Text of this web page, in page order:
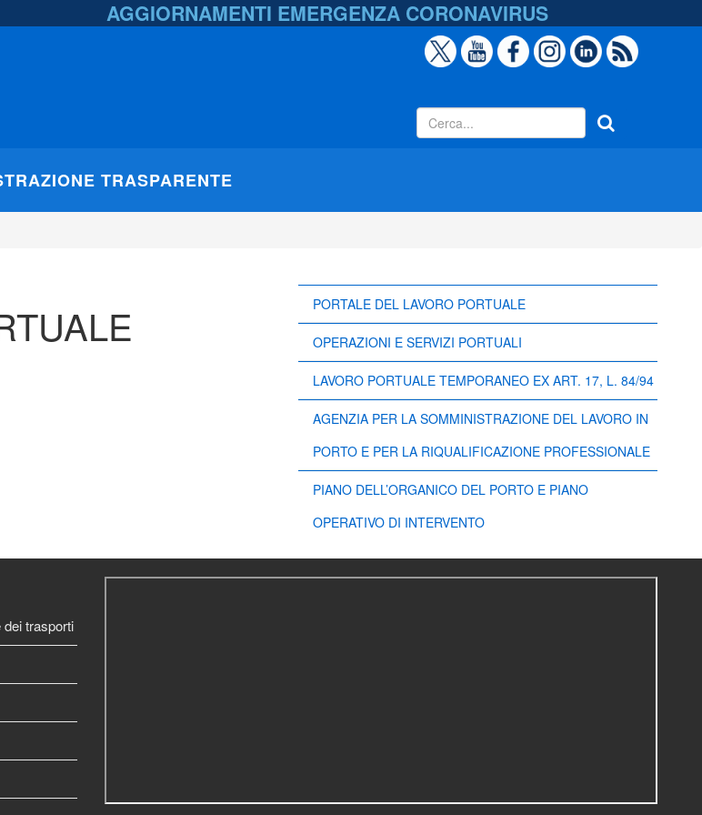
AGGIORNAMENTI EMERGENZA CORONAVIRUS
TRASPARENTE
PORTALE DEL LAVORO PORTUALE
OPERAZIONI E SERVIZI PORTUALI
LAVORO PORTUALE TEMPORANEO EX ART. 17, L. 84/94
AGENZIA PER LA SOMMINISTRAZIONE DEL LAVORO IN
PORTO E PER LA RIQUALIFICAZIONE PROFESSIONALE
PIANO DELL’ORGANICO DEL PORTO E PIANO
OPERATIVO DI INTERVENTO
trasporti